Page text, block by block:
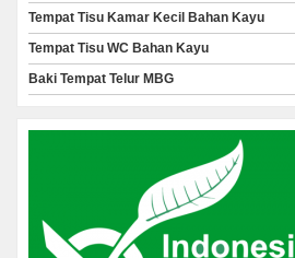
Tempat Tisu Kamar Kecil Bahan Kayu
Tempat Tisu WC Bahan Kayu
Baki Tempat Telur MBG